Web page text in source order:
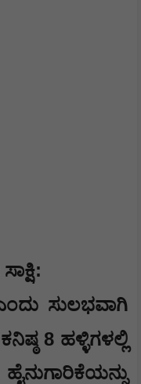
:
ಸುಲಭವಾಗಿ
8 ಹಳ್ಳಿಗಳಲ್ಲಿ